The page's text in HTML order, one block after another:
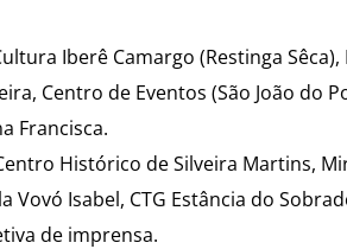
Iberê Camargo (Restinga
Centro de Eventos (São João do
Francisca.
Histórico de Silveira Martins,
Vovó Isabel, CTG Estância do
de imprensa.